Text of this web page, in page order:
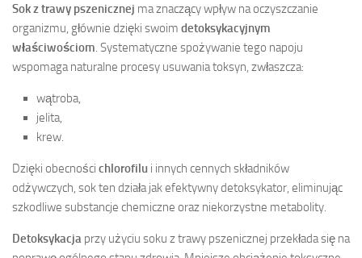
Sok z trawy pszenicznej ma znaczący wpływ na oczyszczanie
organizmu, głównie dzięki swoim detoksykacyjnym
właściwościom. Systematyczne spożywanie tego napoju
wspomaga naturalne procesy usuwania toksyn, zwłaszcza:
wątroba,
jelita,
krew.
Dzięki obecności chlorofilu i innych cennych składników
odżywczych, sok ten działa jak efektywny detoksykator, eliminując
szkodliwe substancje chemiczne oraz niekorzystne metabolity.
Detoksykacja przy użyciu soku z trawy pszenicznej przekłada się na